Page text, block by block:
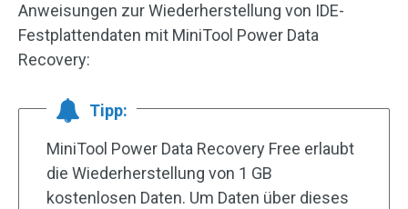
Anweisungen zur Wiederherstellung von IDE-
Festplattendaten mit MiniTool Power Data
Recovery:
Tipp:
MiniTool Power Data Recovery Free erlaubt
die Wiederherstellung von 1 GB
kostenlosen Daten. Um Daten über dieses